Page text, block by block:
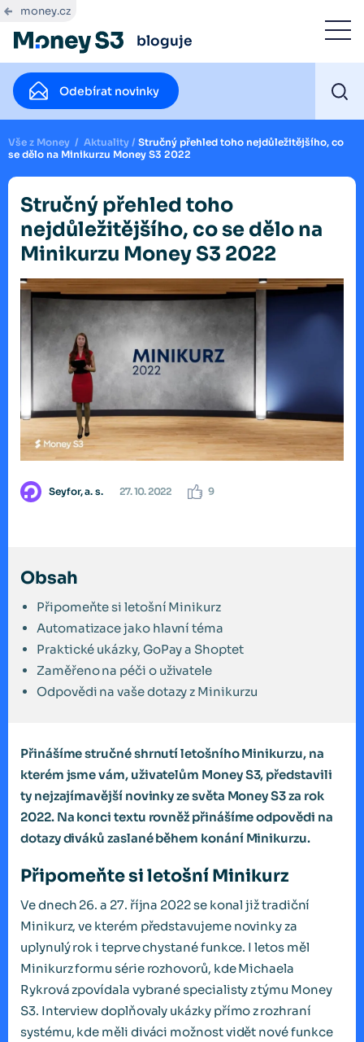
money.cz
bloguje
Odebírat novinky
Vše z Money / Aktuality / Stručný přehled toho nejdůležitějšího, co
se dělo na Minikurzu Money S3 2022
Stručný přehled toho
nejdůležitějšího, co se dělo na
Minikurzu Money S3 2022
Seyfor, a. s. 27. 10. 2022 9
Obsah
Připomeňte si letošní Minikurz
Automatizace jako hlavní téma
Praktické ukázky, GoPay a Shoptet
Zaměřeno na péči o uživatele
Odpovědi na vaše dotazy z Minikurzu
Přinášíme stručné shrnutí letošního Minikurzu, na
kterém jsme vám, uživatelům Money S3, představili
ty nejzajímavější novinky ze světa Money S3 za rok
2022. Na konci textu rovněž přinášíme odpovědi na
dotazy diváků zaslané během konání Minikurzu.
Připomeňte si letošní Minikurz
Ve dnech 26. a 27. října 2022 se konal již tradiční
Minikurz, ve kterém představujeme novinky za
uplynulý rok i teprve chystané funkce. I letos měl
Minikurz formu série rozhovorů, kde Michaela
Rykrová zpovídala vybrané specialisty z týmu Money
S3. Interview doplňovaly ukázky přímo z rozhraní
systému, kde měli diváci možnost vidět nové funkce